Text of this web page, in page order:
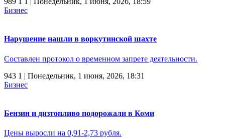
Бизнес
Нарушение нашли в воркутинской шахте
Составлен протокол о временном запрете деятельности.
943 1 | Понедельник, 1 июня, 2026, 18:31
Бизнес
Бензин и дизтопливо подорожали в Коми
Цены выросли на 0,91-2,73 рубля.